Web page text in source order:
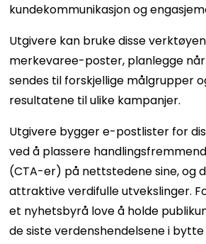
kundekommunikasjon og
Utgivere kan bruke disse
merkevaree-poster, planlegge
sendes til forskjellige målgrupper
resultatene til ulike kampanjer.
Utgivere bygger e-postlister for
ved å plassere
(CTA-er) på nettstedene sine, og
attraktive verdifulle utvekslinger.
et nyhetsbyrå love å holde
de siste verdenshendelsene i